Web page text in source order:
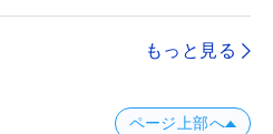
もっと見る
ページ上部へ